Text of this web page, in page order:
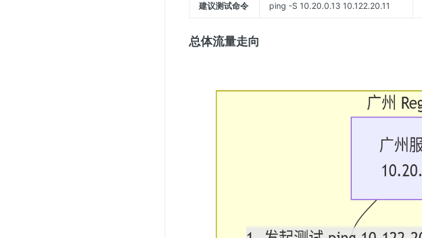
建议测试命令 ping -S 10.20.0.13 10.122.20.11
总体流量走向